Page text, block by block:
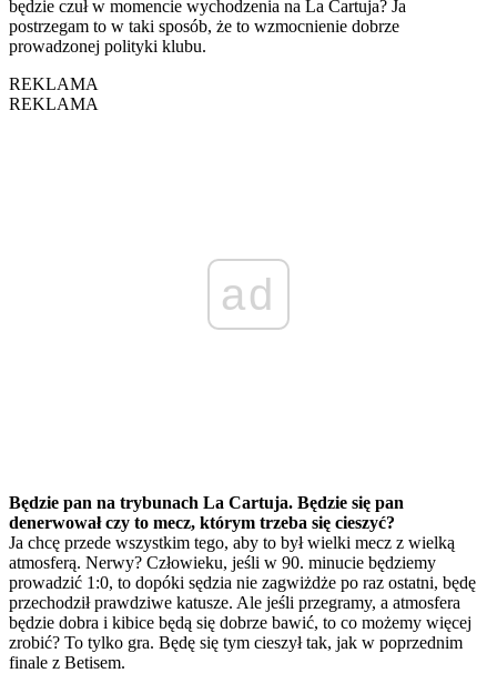
będzie czuł w momencie wychodzenia na La Cartuja? Ja
postrzegam to w taki sposób, że to wzmocnienie dobrze
prowadzonej polityki klubu.
REKLAMA
REKLAMA
ad
Będzie pan na trybunach La Cartuja. Będzie się pan
denerwował czy to mecz, którym trzeba się cieszyć?
Ja chcę przede wszystkim tego, aby to był wielki mecz z wielką
atmosferą. Nerwy? Człowieku, jeśli w 90. minucie będziemy
prowadzić 1:0, to dopóki sędzia nie zagwiżdże po raz ostatni, będę
przechodził prawdziwe katusze. Ale jeśli przegramy, a atmosfera
będzie dobra i kibice będą się dobrze bawić, to co możemy więcej
zrobić? To tylko gra. Będę się tym cieszył tak, jak w poprzednim
finale z Betisem.